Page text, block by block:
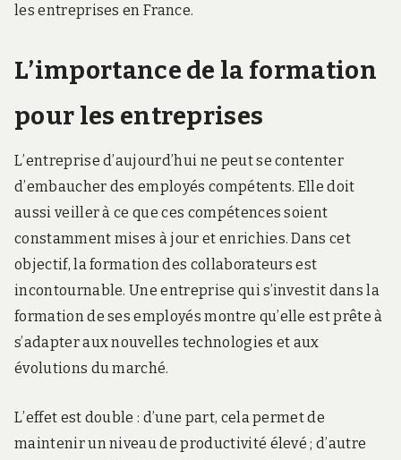
les entreprises en France.
L’importance de la formation
pour les entreprises
L’entreprise d’aujourd’hui ne peut se contenter
d’embaucher des employés compétents. Elle doit
aussi veiller à ce que ces compétences soient
constamment mises à jour et enrichies. Dans cet
objectif, la formation des collaborateurs est
incontournable. Une entreprise qui s’investit dans la
formation de ses employés montre qu’elle est prête à
s’adapter aux nouvelles technologies et aux
évolutions du marché.
L’effet est double : d’une part, cela permet de
maintenir un niveau de productivité élevé ; d’autre